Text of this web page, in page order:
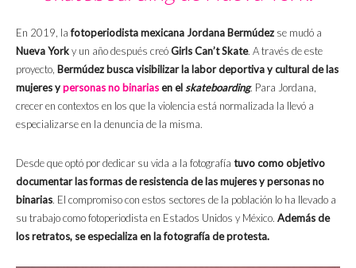
En 2019, lafotoperiodista mexicana Jordana Bermúdez se mudó a
Nueva Yorky un año después creóGirls Can’t Skate. A través de este
proyecto, Bermúdez busca visibilizar la labor deportiva y cultural de las
mujeres ypersonas no binariasen elskateboarding. Para Jordana,
crecer en contextos en los que la violencia está normalizada la llevó a
especializarse en la denuncia de la misma.
Desde que optó por dedicar su vida a la fotografía tuvo como objetivo
documentar las formas de resistencia de las mujeres y personas no
binarias. El compromiso con estos sectores de la población lo ha llevado a
su trabajo como fotoperiodista en Estados Unidos y México. Además de
los retratos, se especializa en la fotografía de protesta.